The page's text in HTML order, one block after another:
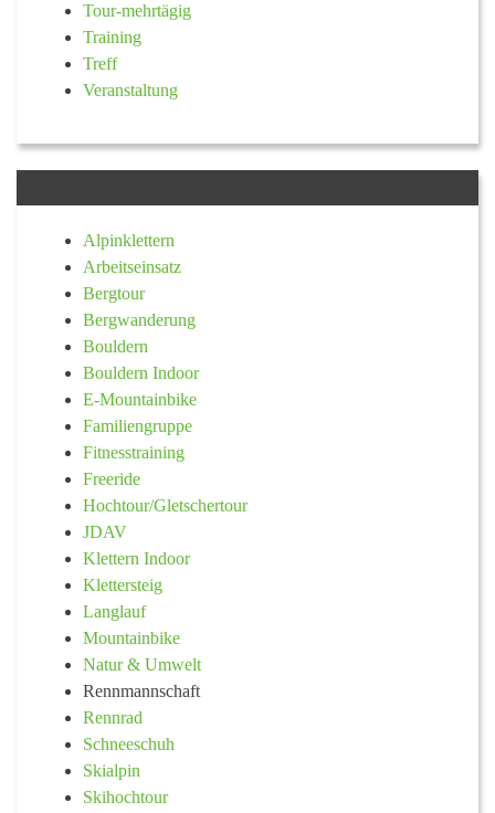
Tour-mehrtägig
Training
Treff
Veranstaltung
Alpinklettern
Arbeitseinsatz
Bergtour
Bergwanderung
Bouldern
Bouldern Indoor
E-Mountainbike
Familiengruppe
Fitnesstraining
Freeride
Hochtour/Gletschertour
JDAV
Klettern Indoor
Klettersteig
Langlauf
Mountainbike
Natur & Umwelt
Rennmannschaft
Rennrad
Schneeschuh
Skialpin
Skihochtour